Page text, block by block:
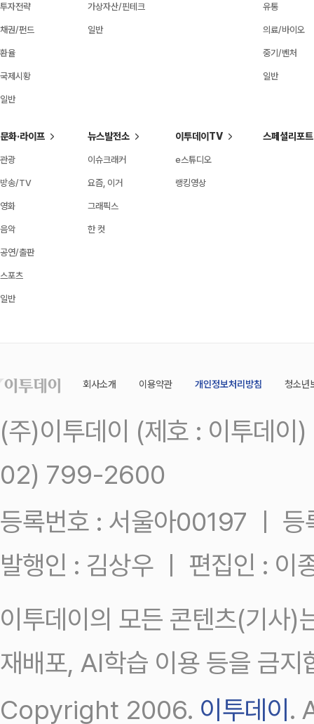
투자전략
채권/펀드
환율
국제시황
일반
가상자산/핀테크
일반
유통
의료/바이오
중기/벤처
일반
문화·라이프
관광
방송/TV
영화
음악
공연/출판
스포츠
일반
뉴스발전소
이슈크래커
요즘, 이거
그래픽스
한 컷
이투데이TV
e스튜디오
랭킹영상
스페셜리포트
회사소개 이용약관 개인정보처리방침 청소년
(주)이투데이 (제호 : 이투데
02) 799-2600
등록번호 : 서울아00197 ㅣ
발행인 : 김상우 ㅣ 편집인 : 이
이투데이의 모든 콘텐츠(기사)
재배포, AI학습 이용 등을 금지
Copyright 2006. 이투데이.